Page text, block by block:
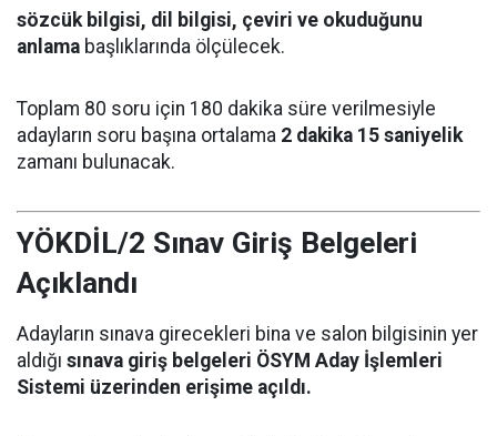
sözcük bilgisi, dil bilgisi, çeviri ve okuduğunu
anlama başlıklarında ölçülecek.
Toplam 80 soru için 180 dakika süre verilmesiyle
adayların soru başına ortalama 2 dakika 15 saniyelik
zamanı bulunacak.
YÖKDİL/2 Sınav Giriş Belgeleri
Açıklandı
Adayların sınava girecekleri bina ve salon bilgisinin yer
aldığı sınava giriş belgeleri ÖSYM Aday İşlemleri
Sistemi üzerinden erişime açıldı.